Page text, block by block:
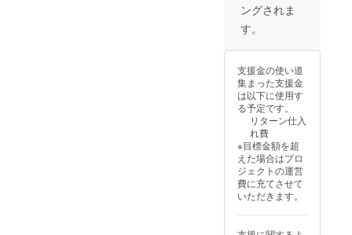
かりと
なる場
す。代
車あり
（無
料） ・
記念動
画はギ
ガファ
イル便
にて送
付致し
ます。
（施工
完了後
約２週
間の編
コー
ティン
好きな
仕上げ
をお選
びくだ
さいま
せ） ・
樹脂
パーツ
艶出し
保護 ・
窓ガラ
ス鱗汚
れ除去
・窓ガ
ラス撥
ングされま
す。
支援金の使い道
集まった支援金
は以下に使用す
る予定です。
リターン仕入
れ費
※目標金額を超
えた場合はプロ
ジェクトの運営
費に充てさせて
いただきます。